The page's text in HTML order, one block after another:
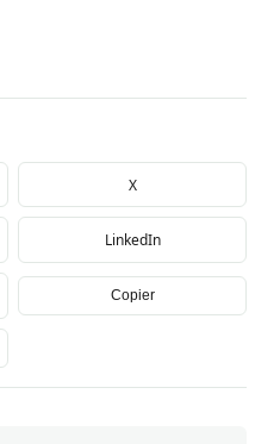
X
LinkedIn
Copier